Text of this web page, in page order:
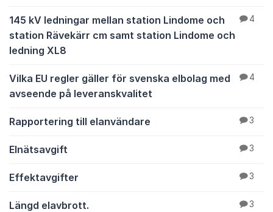
145 kV ledningar mellan station Lindome och
station Rävekärr cm samt station Lindome och
ledning XL8
4
Vilka EU regler gäller för svenska elbolag med
avseende på leveranskvalitet
4
Rapportering till elanvändare 3
Elnätsavgift 3
Effektavgifter 3
Längd elavbrott. 3